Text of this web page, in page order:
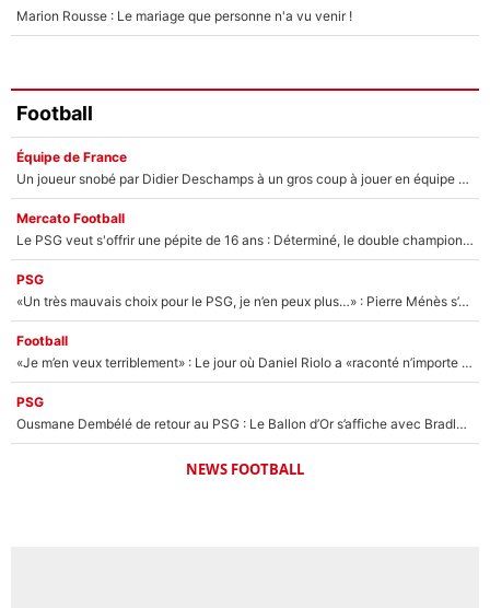
Marion Rousse : Le mariage que personne n'a vu venir !
Football
Équipe de France
Un joueur snobé par Didier Deschamps à un gros coup à jouer en équipe de France : Zinedine Zidane a trouvé son numéro 9 ?
Mercato Football
Le PSG veut s'offrir une pépite de 16 ans : Déterminé, le double champion d'Europe en titre est prêt à lâcher 40M€ pour celui que l'on compare déjà à Vinicius Jr !
PSG
«Un très mauvais choix pour le PSG, je n’en peux plus…» : Pierre Ménès s’est complètement trompé avec Luis Enrique et ces déclarations le prouvent !
Football
«Je m’en veux terriblement» : Le jour où Daniel Riolo a «raconté n’importe quoi» dans l'After Foot !
PSG
Ousmane Dembélé de retour au PSG : Le Ballon d’Or s’affiche avec Bradley Barcola en plein cœur du feuilleton sur son départ !
NEWS FOOTBALL